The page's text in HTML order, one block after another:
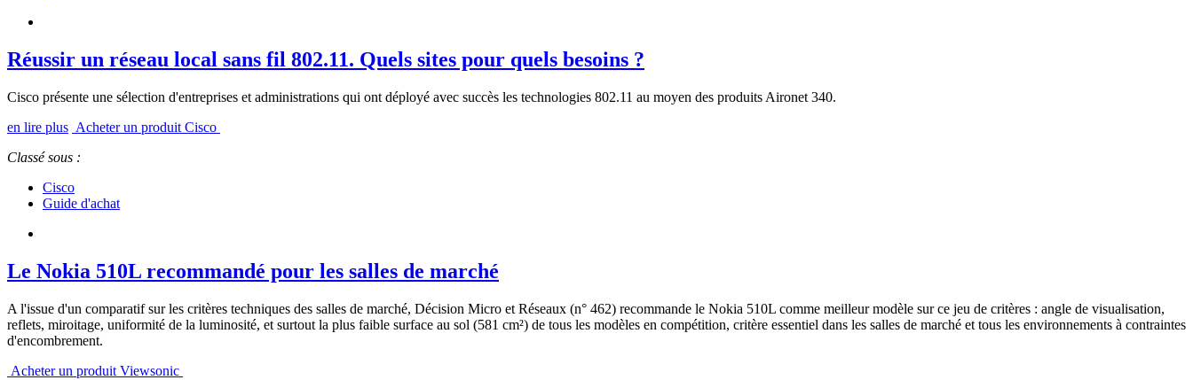
Réussir un réseau local sans fil 802.11. Quels sites pour quels besoins ?
Cisco présente une sélection d'entreprises et administrations qui ont déployé avec succès les technologies 802.11 au moyen des produits Aironet 340.
en lire plus Acheter un produit Cisco
Classé sous :
Cisco
Guide d'achat
Le Nokia 510L recommandé pour les salles de marché
A l'issue d'un comparatif sur les critères techniques des salles de marché, Décision Micro et Réseaux (n° 462) recommande le Nokia 510L comme meilleur modèle sur ce jeu de critères : angle de visualisation,
reflets, miroitage, uniformité de la luminosité, et surtout la plus faible surface au sol (581 cm²) de tous les modèles en compétition, critère essentiel dans les salles de marché et tous les environnements à contraintes
d'encombrement.
Acheter un produit Viewsonic